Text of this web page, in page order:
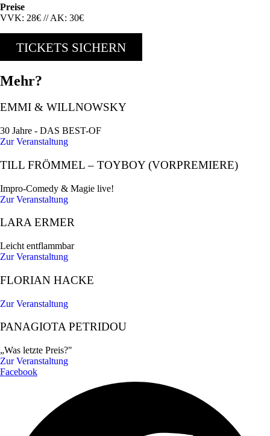
Preise
VVK: 28€ // AK: 30€
TICKETS SICHERN
Mehr?
EMMI & WILLNOWSKY
30 Jahre - DAS BEST-OF
Zur Veranstaltung
TILL FRÖMMEL – TOYBOY (VORPREMIERE)
Impro-Comedy & Magie live!
Zur Veranstaltung
LARA ERMER
Leicht entflammbar
Zur Veranstaltung
FLORIAN HACKE
Zur Veranstaltung
PANAGIOTA PETRIDOU
„Was letzte Preis?"
Zur Veranstaltung
Facebook